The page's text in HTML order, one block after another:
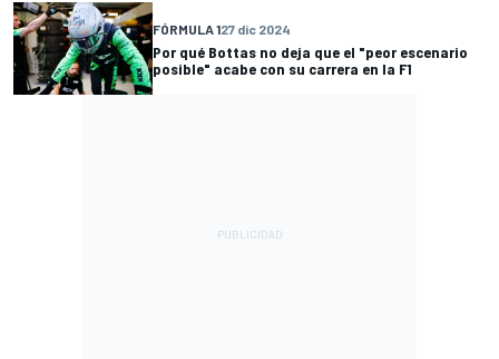
FÓRMULA 127 dic 2024
Por qué Bottas no deja que el "peor escenario
posible" acabe con su carrera en la F1